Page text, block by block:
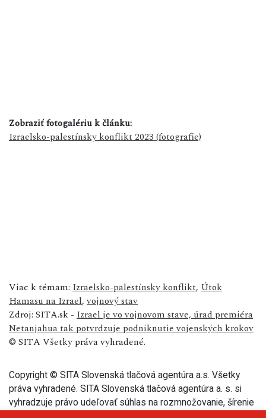
Zobraziť fotogalériu k článku:
Izraelsko-palestínsky konflikt 2023 (fotografie)
Viac k témam: Izraelsko-palestínsky konflikt, Útok
Hamasu na Izrael,vojnový stav
Zdroj: SITA.sk - Izrael je vo vojnovom stave, úrad premiéra
Netanjahua tak potvrdzuje podniknutie vojenských krokov
© SITA Všetky práva vyhradené.
Copyright © SITA Slovenská tlačová agentúra a.s. Všetky
práva vyhradené. SITA Slovenská tlačová agentúra a. s. si
vyhradzuje právo udeľovať súhlas na rozmnožovanie, šírenie